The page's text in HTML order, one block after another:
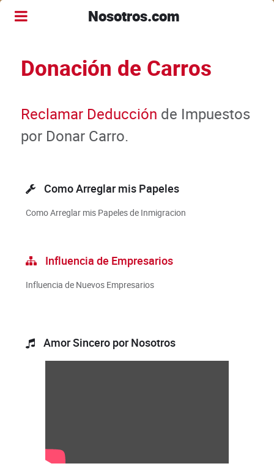
Nosotros.com
Donación de Carros
Reclamar Deducción de Impuestos
por Donar Carro.
Como Arreglar mis Papeles
Como Arreglar mis Papeles de Inmigracion
Influencia de Empresarios
Influencia de Nuevos Empresarios
Amor Sincero por Nosotros